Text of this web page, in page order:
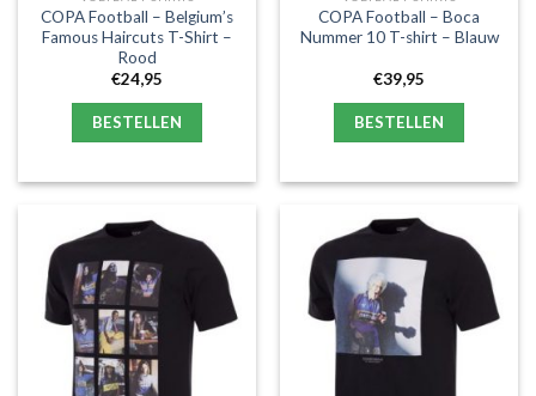
COPA Football – Belgium’s
Famous Haircuts T-Shirt –
Rood
€24,95
BESTELLEN
COPA Football – Boca
Nummer 10 T-shirt – Blauw
€39,95
BESTELLEN